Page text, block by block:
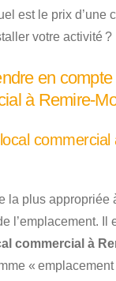
est le prix d’une
votre activité ?
en
à Remire-
commercial
la plus appropriée
l’emplacement. Il
commercial à
«